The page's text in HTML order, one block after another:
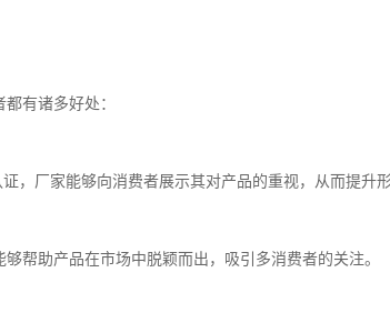
有诸多好处：
，厂家能够向消费者展示其对产品的重视，从而提升
帮助产品在市场中脱颖而出，吸引多消费者的关注。